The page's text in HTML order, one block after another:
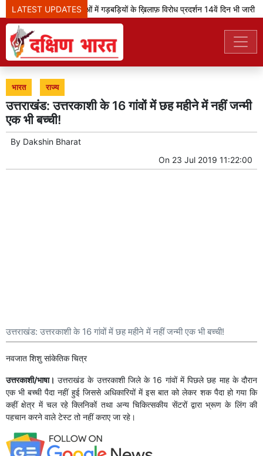
LATEST UPDATES
झारखंड: भर्ती परीक्षाओं में गड़बड़ियों के ख़िलाफ़ विरोध प्रदर्शन 14वें दिन भी जारी
भारत राज्य
उत्तराखंड: उत्तरकाशी के 16 गांवों में छह महीने में नहीं जन्मी
एक भी बच्ची!
By Dakshin Bharat
On 23 Jul 2019 11:22:00
उत्तराखंड: उत्तरकाशी के 16 गांवों में छह महीने में नहीं जन्मी एक भी बच्ची!
नवजात शिशु सांकेतिक चित्र
उत्तरकाशी/भाषा। उत्तराखंड के उत्तरकाशी जिले के 16 गांवों में पिछले छह माह के दौरान
एक भी बच्ची पैदा नहीं हुई जिससे अधिकारियों में इस बात को लेकर शक पैदा हो गया कि
कहीं क्षेत्र में चल रहे क्लिनिकों तथा अन्य चिकित्सकीय सेंटरों द्वारा भ्रूण के लिंग की
पहचान करने वाले टेस्ट तो नहीं कराए जा रहे।